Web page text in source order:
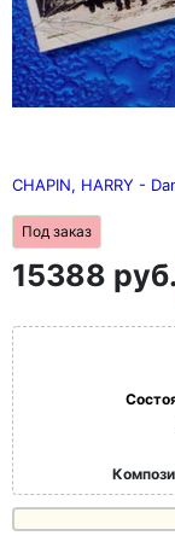
CHAPIN, HARRY -
Под заказ
15388 руб.